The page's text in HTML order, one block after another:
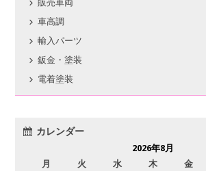
車高調
輸入パーツ
鈑金・塗装
電着塗装
カレンダー
2026年8月
月
火 水 木 金